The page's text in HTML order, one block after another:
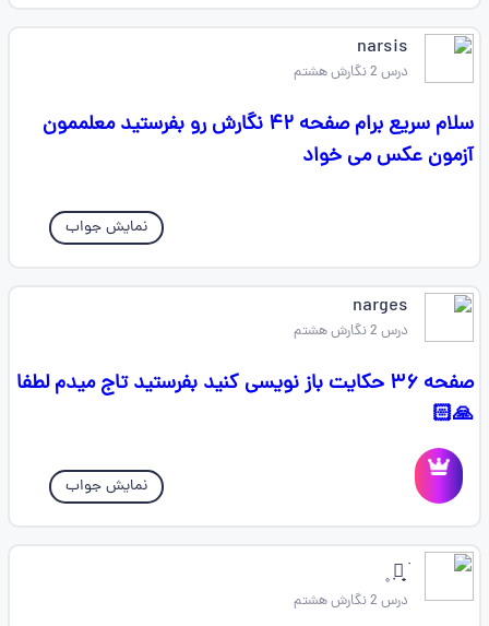
narsis
درس 2 نگارش هشتم
سلام سریع برام صفحه ۴۲ نگارش رو بفرستید معلممون
آزمون عکس می خواد
نمایش جواب
narges
درس 2 نگارش هشتم
صفحه ۳۶ حکایت باز نویسی کنید بفرستید تاج میدم لطفا
🙏🏻
نمایش جواب
࣪ 𓇼̟ ٜ ۪
درس 2 نگارش هشتم